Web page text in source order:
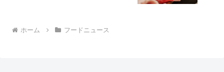
ホーム フードニュース